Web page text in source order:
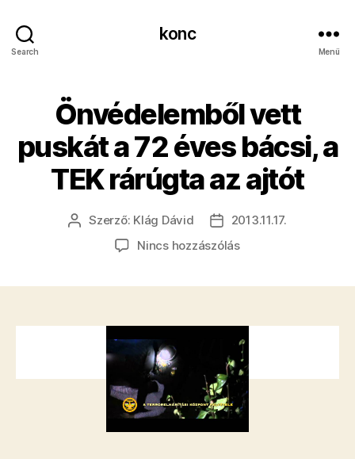
Search
konc
Menü
Önvédelemből vett
puskát a 72 éves bácsi, a
TEK rárúgta az ajtót
Bejegyzés
szerzője
Szerző: Klág Dávid
Bejegyzés
dátuma
2013.11.17.
Nincs hozzászólása(z)
éves
bácsi,
TEK
rárúgta
az